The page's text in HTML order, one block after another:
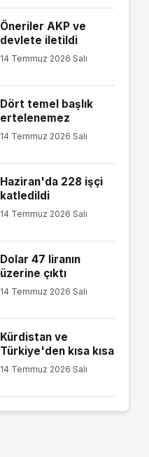
Öneriler AKP ve
devlete iletildi
14 Temmuz 2026 Salı
Dört temel başlık
ertelenemez
14 Temmuz 2026 Salı
Haziran'da 228 işçi
katledildi
14 Temmuz 2026 Salı
Dolar 47 liranın
üzerine çıktı
14 Temmuz 2026 Salı
Kürdistan ve
Türkiye'den kısa kısa
14 Temmuz 2026 Salı